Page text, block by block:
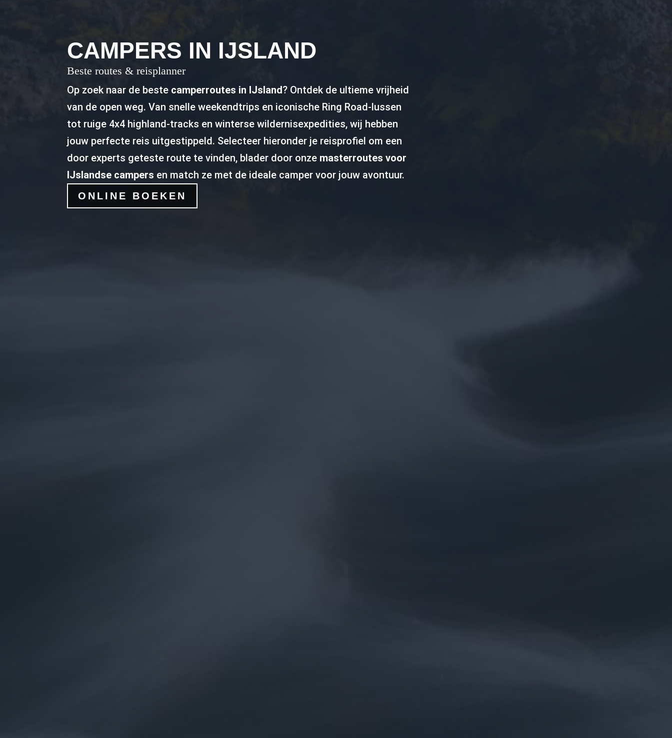
CAMPERS IN IJSLAND
Beste routes & reisplanner
Op zoek naar de beste camperroutes in IJsland? Ontdek de ultieme vrijheid
van de open weg. Van snelle weekendtrips en iconische Ring Road-lussen
tot ruige 4x4 highland-tracks en winterse wildernisexpedities, wij hebben
jouw perfecte reis uitgestippeld. Selecteer hieronder je reisprofiel om een
door experts geteste route te vinden, blader door onze masterroutes voor
IJslandse campers en match ze met de ideale camper voor jouw avontuur.
ONLINE BOEKEN